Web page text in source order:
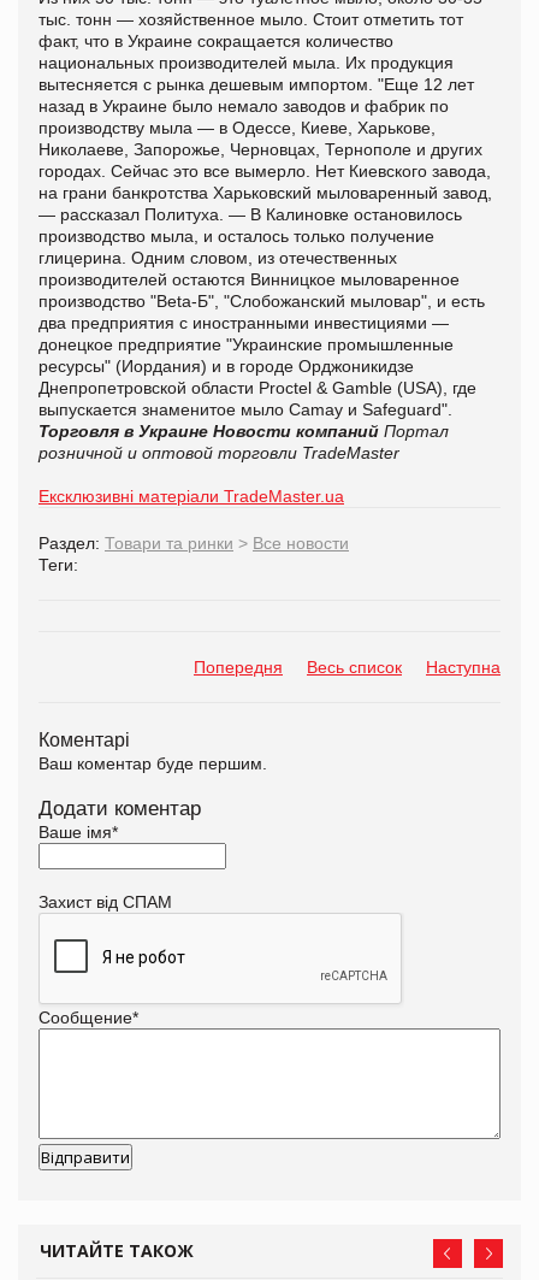
тыс. тонн — хозяйственное мыло. Стоит отметить тот
факт, что в Украине сокращается количество
национальных производителей мыла. Их продукция
вытесняется с рынка дешевым импортом. "Еще 12 лет
назад в Украине было немало заводов и фабрик по
производству мыла — в Одессе, Киеве, Харькове,
Николаеве, Запорожье, Черновцах, Тернополе и других
городах. Сейчас это все вымерло. Нет Киевского завода,
на грани банкротства Харьковский мыловаренный завод,
— рассказал Политуха. — В Калиновке остановилось
производство мыла, и осталось только получение
глицерина. Одним словом, из отечественных
производителей остаются Винницкое мыловаренное
производство "Beta-Б", "Слобожанский мыловар", и есть
два предприятия с иностранными инвестициями —
донецкое предприятие "Украинские промышленные
ресурсы" (Иордания) и в городе Орджоникидзе
Днепропетровской области Proctel & Gamble (USA), где
выпускается знаменитое мыло Camay и Safeguard".
Торговля в Украине Новости компаний Портал
розничной и оптовой торговли TradeMaster
Ексклюзивні матеріали TradeMaster.ua
Раздел: Товари та ринки > Все новости
Теги:
Попередня Весь список Наступна
Коментарі
Ваш коментар буде першим.
Додати коментар
Ваше імя*
Захист від СПАМ
Сообщение*
ЧИТАЙТЕ ТАКОЖ